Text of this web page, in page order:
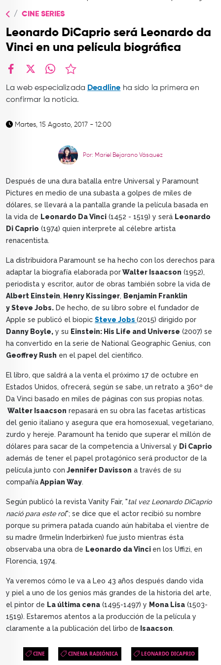
CONTACTO
CINE SERIES
Leonardo DiCaprio será Leonardo da
Vinci en una película biográfica
La web especializada Deadline ha sido la primera en
confirmar la noticia.
Martes, 15 Agosto, 2017 - 12:00
Por: Mariel Bejarano Vásquez
Después de una dura batalla entre Universal y Paramount
Pictures en medio de una subasta a golpes de miles de
dólares, se llevará a la pantalla grande la película basada en
la vida de Leonardo Da Vinci (1452 - 1519) y será Leonardo
Di Caprio (1974) quien interprete al célebre artista
renacentista.
La distribuidora Paramount se ha hecho con los derechos para
adaptar la biografía elaborada porWalter Isaacson (1952),
periodista y escritor, autor de obras también sobre la vida de
Albert Einstein, Henry Kissinger, Benjamin Franklin
y Steve Jobs. De hecho, de su libro sobre el fundador de
Apple se publicó el biopic Steve Jobs (2015) dirigido por
Danny Boyle, y su Einstein: His Life and Universe (2007) se
ha convertido en la serie de National Geographic Genius, con
Geoffrey Rush en el papel del científico.
El libro, que saldrá a la venta el próximo 17 de octubre en
Estados Unidos, ofrecerá, según se sabe, un retrato a 360º de
Da Vinci basado en miles de páginas con sus propias notas.
Walter Isaacson repasará en su obra las facetas artísticas
del genio italiano y asegura que era homosexual, vegetariano,
zurdo y hereje. Paramount ha tenido que superar el millón de
dólares para sacar de la competencia a Universal y Di Caprio
además de tener el papel protagónico será productor de la
película junto con Jennifer Davisson a través de su
compañíaAppian Way.
Según publicó la revista Vanity Fair, "tal vez Leonardo DiCaprio
nació para este rol"; se dice que el actor recibió su nombre
porque su primera patada cuando aún habitaba el vientre de
su madre (Irmelin Inderbirken) fue justo mientras ésta
observaba una obra de Leonardo da Vinci en los Uffizi, en
Florencia, 1974.
Ya veremos cómo le va a Leo 43 años después dando vida
y piel a uno de los genios más grandes de la historia del arte,
el pintor de La última cena (1495-1497) y Mona Lisa (1503-
1519). Estaremos atentos a la producción de la película y
claramente a la publicación del lirbo de Isaacson.
CINE CINEMA RADIÓNICA LEONARDO DICAPRIO